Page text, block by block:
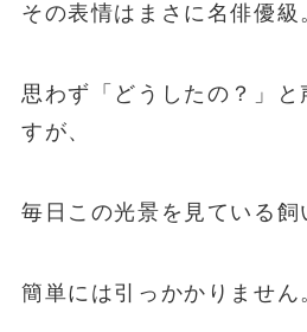
その表情はまさに名俳優級
思わず「どうしたの？」と
すが、
毎日この光景を見ている飼
簡単には引っかかりません